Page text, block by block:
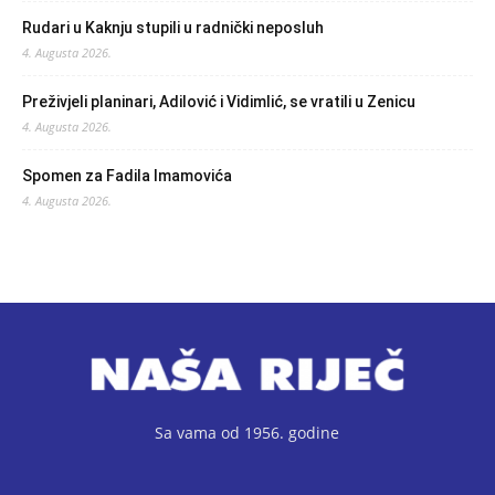
Rudari u Kaknju stupili u radnički neposluh
4. Augusta 2026.
Preživjeli planinari, Adilović i Vidimlić, se vratili u Zenicu
4. Augusta 2026.
Spomen za Fadila Imamovića
4. Augusta 2026.
Sa vama od 1956. godine